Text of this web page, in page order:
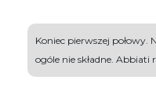
Koniec pierwszej
ogóle nie składne. Abbiati